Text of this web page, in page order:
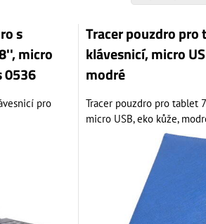
s
micro
0536
pro
Tracer pouzdro pro
klávesnicí, micro
modré
Tracer pouzdro pro tablet
micro USB, eko kůže,